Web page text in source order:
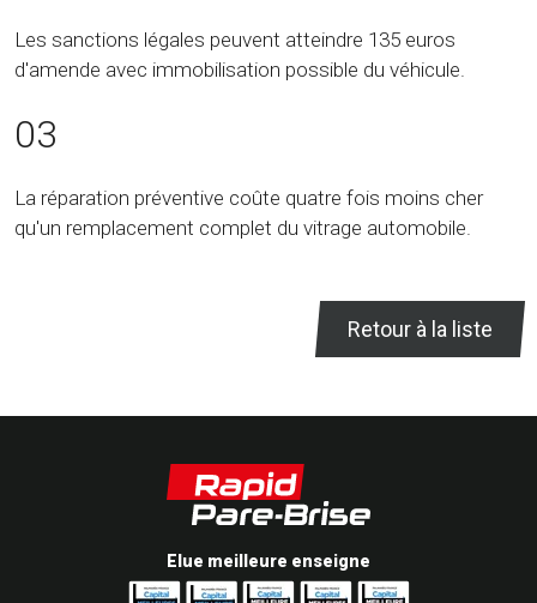
Les sanctions légales peuvent atteindre 135 euros
d'amende avec immobilisation possible du véhicule.
03
La réparation préventive coûte quatre fois moins cher
qu'un remplacement complet du vitrage automobile.
Retour à la liste
Elue meilleure enseigne